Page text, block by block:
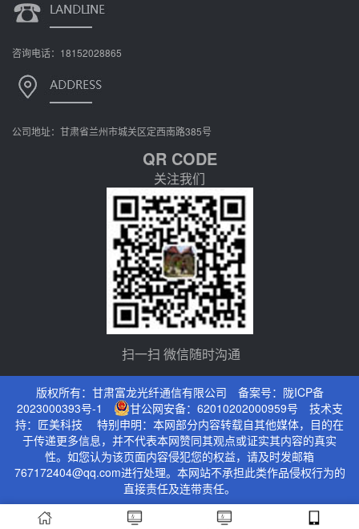
咨询电话：18152028865
公司地址：甘肃省兰州市城关区定西南路385号
QR CODE
关注我们
扫一扫 微信随时沟通
版权所有：甘肃富龙光纤通信有限公司 备案号： 陇ICP备
2023000393号-1
甘公网安备：62010202000959号 技术支
持： 匠美科技 特别申明：本网部分内容转载自其他媒体，目的在
于传递更多信息，并不代表本网赞同其观点或证实其内容的真实
性。如您认为该页面内容侵犯您的权益，请及时发邮箱
767172404@qq.com进行处理。本网站不承担此类作品侵权行为的
直接责任及连带责任。